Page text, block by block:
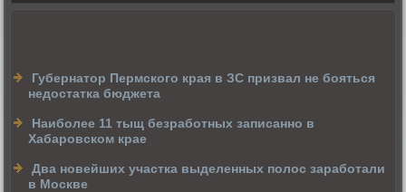
Губернатор Пермского края в ЗС призвал не бояться
недостатка бюджета
Наиболее 11 тыщ безработных записанно в
Хабаровском крае
Два новейших участка выделенных полос заработали
в Москве